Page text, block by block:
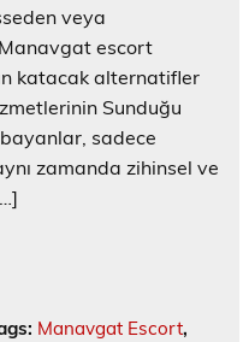
veya
escort
katacak alternatifler
Sunduğu
sadece
zamanda zihinsel ve
Manavgat Escort,